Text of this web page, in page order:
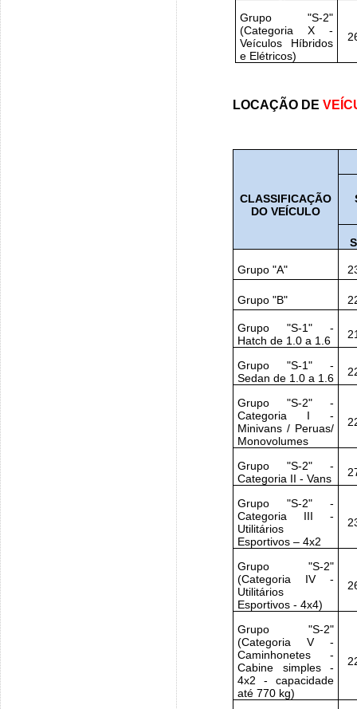
Grupo "S-2"
(Categoria X -
Veículos Híbridos
e Elétricos)
LOCAÇÃO DE
CLASSIFICAÇÃO
DO VEÍCULO
Grupo "A"
Grupo "B"
Grupo "S-1" -
Hatch de 1.0 a 1.6
Grupo "S-1" -
Sedan de 1.0 a 1.6
Grupo "S-2" -
Categoria I -
Minivans / Peruas/
Monovolumes
Grupo "S-2" -
Categoria II - Vans
Grupo "S-2" -
Categoria III -
Utilitários
Esportivos – 4x2
Grupo "S-2"
(Categoria IV -
Utilitários
Esportivos - 4x4)
Grupo "S-2"
(Categoria V -
Caminhonetes -
Cabine simples -
4x2 - capacidade
até 770 kg)